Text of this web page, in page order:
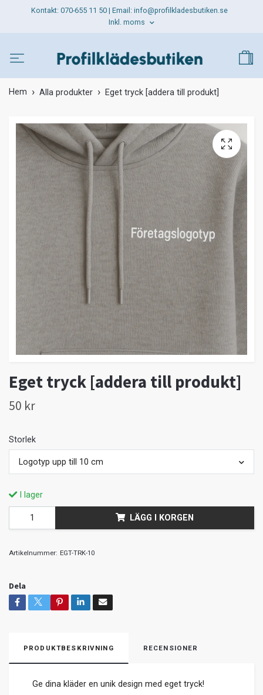
Kontakt: 070-655 11 50 | Email: info@profilkladesbutiken.se
Inkl. moms
Hem Alla produkter Eget tryck [addera till produkt]
Eget tryck [addera till produkt]
50 kr
Storlek
Logotyp upp till 10 cm
I lager
LÄGG I KORGEN
Artikelnummer: EGT-TRK-10
Dela
PRODUKTBESKRIVNING RECENSIONER
Ge dina kläder en unik design med eget tryck!